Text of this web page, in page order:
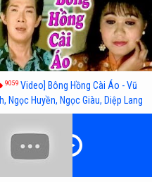
9059 Video] Bông Hồng Cài Áo - Vũ
Ngọc Huyền, Ngọc Giàu, Diệp Lang